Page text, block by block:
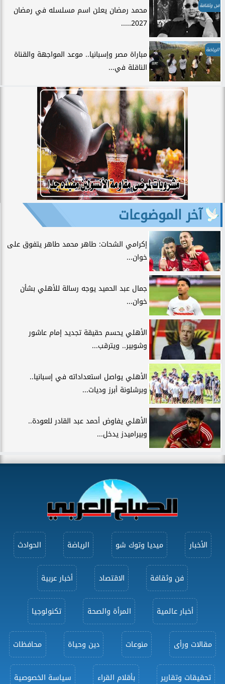
فن وثقافة
محمد رمضان يعلن اسم مسلسله في رمضان
2027.....
الرياضة
مباراة مصر وإسبانيا.. موعد المواجهة والقناة
الناقلة في...
آخر الموضوعات
إكرامي الشحات: طاهر محمد طاهر يتفوق على
خوان...
جمال عبد الحميد يوجه رسالة للأهلي بشأن
خوان...
الأهلي يحسم حقيقة تجديد إمام عاشور
وشوبير.. ويترقب...
الأهلي يواصل استعداداته في إسبانيا..
وبرشلونة أبرز وديات...
الأهلي يفاوض أحمد عبد القادر للعودة..
وبيراميدز يدخل...
الأخبار ميديا وتوك شو الرياضة الحوادث
فن وثقافة الاقتصاد أخبار عربية
أخبار عالمية المرأة والصحة تكنولوجيا
مقالات ورأى منوعات دين وحياة محافظات
تحقيقات وتقارير بأقلام القراء سياسة الخصوصية